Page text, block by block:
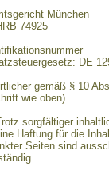
München
74925
DE
gemäß § 10
wie oben)
sorgfältiger
Haftung für die
Seiten sind